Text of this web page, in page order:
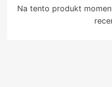
Na tento produkt